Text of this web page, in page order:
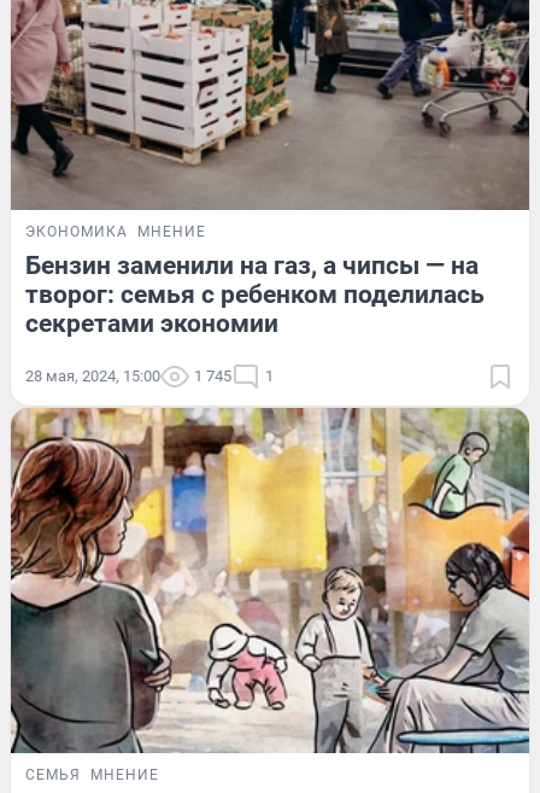
ЭКОНОМИКА МНЕНИЕ
Бензин заменили на газ, а чипсы — на
творог: семья с ребенком поделилась
секретами экономии
28 мая, 2024, 15:00 1 745 1
СЕМЬЯ МНЕНИЕ